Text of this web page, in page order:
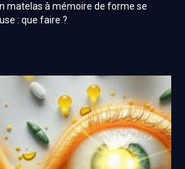
matelas à mémoire de forme se
: que faire ?